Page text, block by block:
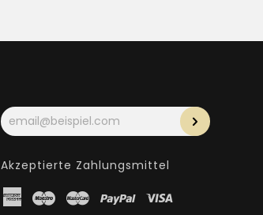
Ihre
E-
Mail-
Akzeptierte Zahlungsmittel
AmericanMaestroMaster Paypal